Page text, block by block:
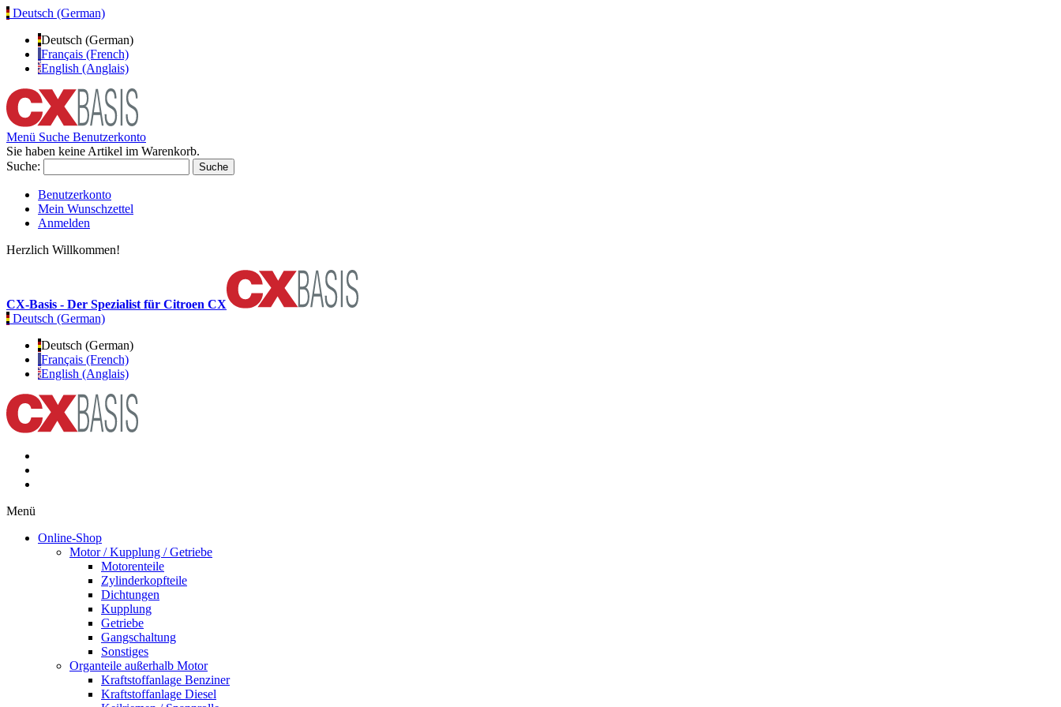
Deutsch (German)
Deutsch (German)
Français (French)
English (Anglais)
Menü Suche Benutzerkonto
Sie haben keine Artikel im Warenkorb.
Suche:
Suche
Benutzerkonto
Mein Wunschzettel
Anmelden
Herzlich Willkommen!
CX-Basis - Der Spezialist für Citroen CX
Deutsch (German)
Deutsch (German)
Français (French)
English (Anglais)
Menü
Online-Shop
Motor / Kupplung / Getriebe
Motorenteile
Zylinderkopfteile
Dichtungen
Kupplung
Getriebe
Gangschaltung
Sonstiges
Organteile außerhalb Motor
Kraftstoffanlage Benziner
Kraftstoffanlage Diesel